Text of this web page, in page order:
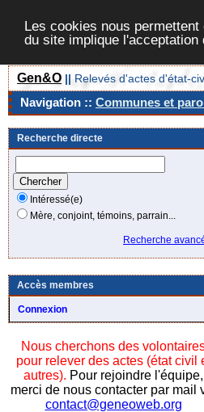
Les cookies nous
du site implique l'acceptation
Gen&O || Relevés d'actes d'état-
Navigation :: Communes et
Recherche directe
Intéressé(e)
Mère, conjoint, témoins, parrain...
Recherche
Accès membres
Connexion
Nous cherchons des
pour relever des actes (état civil
autres). Pour rejoindre l'équipe,
merci de nous contacter par mail
contact@geneoweb.org